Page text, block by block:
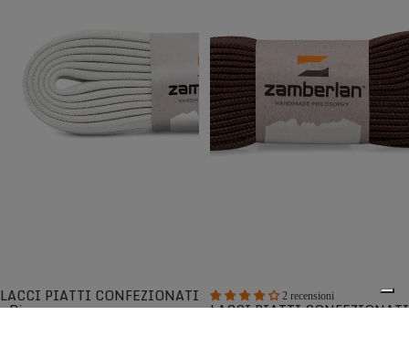
LACCI PIATTI CONFEZIONATI
- Bianco
2 recensioni
LACCI PIATTI CONFEZIONATI